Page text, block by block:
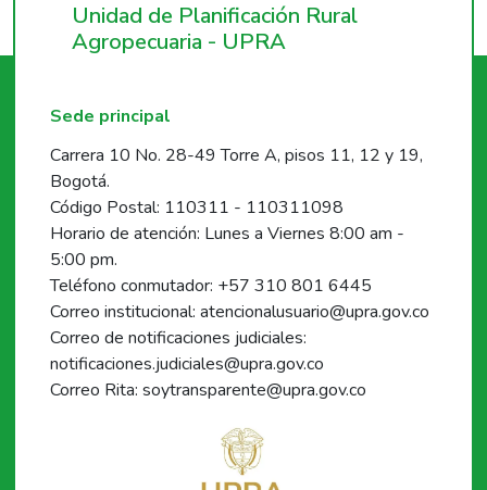
Unidad de Planificación Rural
Agropecuaria - UPRA
Sede principal
Carrera 10 No. 28-49 Torre A, pisos 11, 12 y 19,
Bogotá.
Código Postal: 110311 - 110311098
Horario de atención: Lunes a Viernes 8:00 am -
5:00 pm.
Teléfono conmutador: +57 310 801 6445
Correo institucional: atencionalusuario@upra.gov.co
Correo de notificaciones judiciales:
notificaciones.judiciales@upra.gov.co
Correo Rita: soytransparente@upra.gov.co